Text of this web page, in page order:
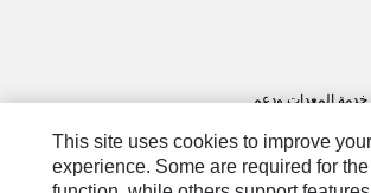
بي
This site uses cookies to improve your
experience. Some are required for